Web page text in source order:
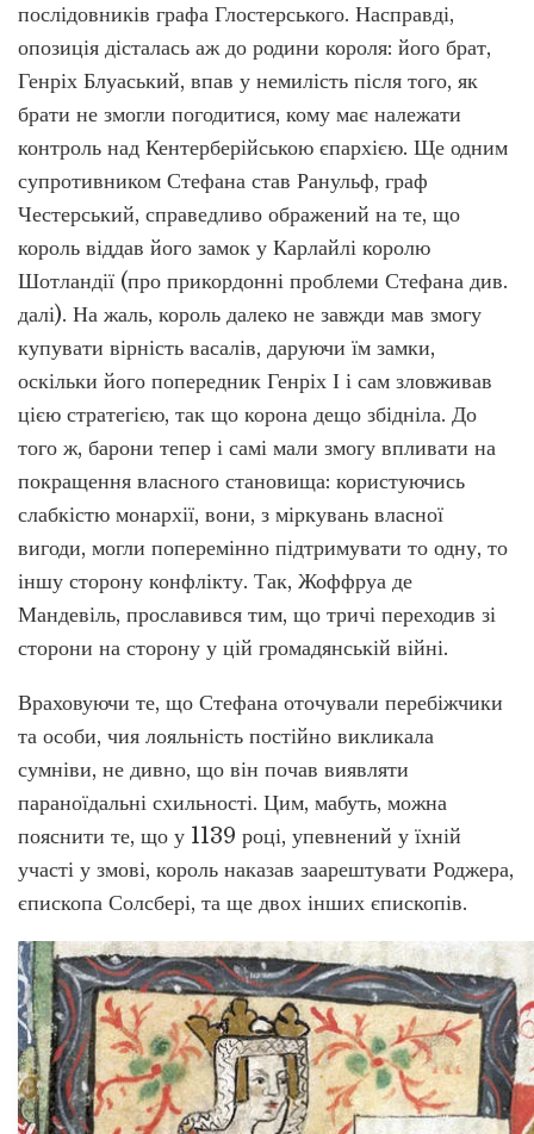
послідовників графа Глостерського. Насправді,
опозиція дісталась аж до родини короля: його брат,
Генріх Блуаський, впав у немилість після того, як
брати не змогли погодитися, кому має належати
контроль над Кентерберійською єпархією. Ще одним
супротивником Стефана став Ранульф, граф
Честерський, справедливо ображений на те, що
король віддав його замок у Карлайлі королю
Шотландії (про прикордонні проблеми Стефана див.
далі). На жаль, король далеко не завжди мав змогу
купувати вірність васалів, даруючи їм замки,
оскільки його попередник Генріх І і сам зловживав
цією стратегією, так що корона дещо збідніла. До
того ж, барони тепер і самі мали змогу впливати на
покращення власного становища: користуючись
слабкістю монархії, вони, з міркувань власної
вигоди, могли поперемінно підтримувати то одну, то
іншу сторону конфлікту. Так, Жоффруа де
Мандевіль, прославився тим, що тричі переходив зі
сторони на сторону у цій громадянській війні.
Враховуючи те, що Стефана оточували перебіжчики
та особи, чия лояльність постійно викликала
сумніви, не дивно, що він почав виявляти
параноїдальні схильності. Цим, мабуть, можна
пояснити те, що у 1139 році, упевнений у їхній
участі у змові, король наказав заарештувати Роджера,
єпископа Солсбері, та ще двох інших єпископів.